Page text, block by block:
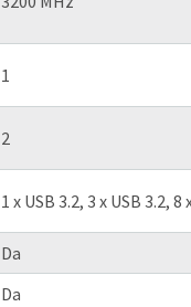
1
2
1 x USB 3.2, 3 x USB 3.2, 8
Da
Da